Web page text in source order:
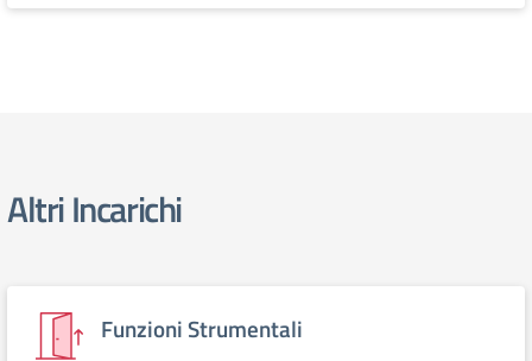
Altri Incarichi
Funzioni Strumentali